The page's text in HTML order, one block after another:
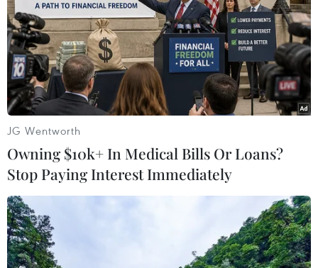
Ảnh minh họa. (Nguồn: Cosmopolitan)
JG Wentworth
Owning $10k+ In Medical Bills Or Loans?
Stop Paying Interest Immediately